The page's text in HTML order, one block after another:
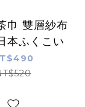
巾 雙層紗布
本ふくこい